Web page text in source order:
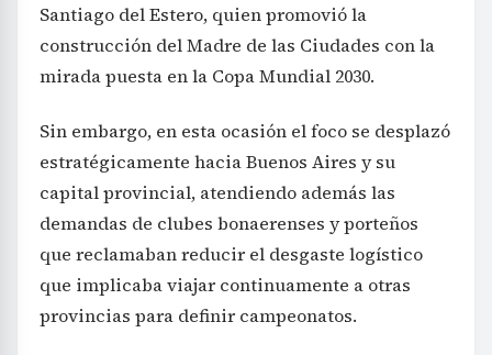
Santiago del Estero, quien promovió la
construcción del Madre de las Ciudades con la
mirada puesta en la Copa Mundial 2030.
Sin embargo, en esta ocasión el foco se desplazó
estratégicamente hacia Buenos Aires y su
capital provincial, atendiendo además las
demandas de clubes bonaerenses y porteños
que reclamaban reducir el desgaste logístico
que implicaba viajar continuamente a otras
provincias para definir campeonatos.